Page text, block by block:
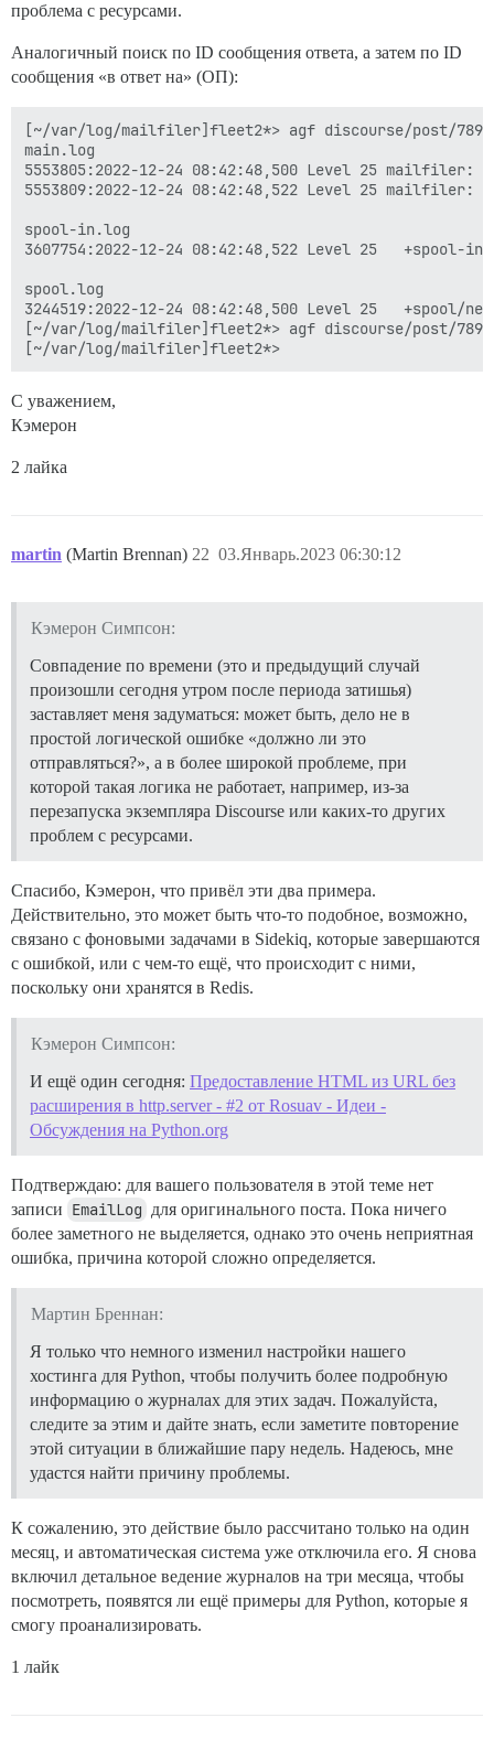
проблема с ресурсами.
Аналогичный поиск по ID сообщения ответа, а затем по ID
сообщения «в ответ на» (ОП):
[~/var/log/mailfiler]fleet2*> agf discourse/post/
main.log
5553805:2022-12-24 08:42:48,500 Level 25 mailfiler:
5553809:2022-12-24 08:42:48,522 Level 25 mailfiler:
spool-in.log
3607754:2022-12-24 08:42:48,522 Level 25   +spool-in/
spool.log
3244519:2022-12-24 08:42:48,500 Level 25   +spool/
[~/var/log/mailfiler]fleet2*> agf discourse/post/
С уважением,
Кэмерон
2 лайка
martin (Martin Brennan) 03.Январь.2023 06:30:12
22
Кэмерон Симпсон:
Совпадение по времени (это и предыдущий случай
произошли сегодня утром после периода затишья)
заставляет меня задуматься: может быть, дело не в
простой логической ошибке «должно ли это
отправляться?», а в более широкой проблеме, при
которой такая логика не работает, например, из-за
перезапуска экземпляра Discourse или каких-то других
проблем с ресурсами.
Спасибо, Кэмерон, что привёл эти два примера.
Действительно, это может быть что-то подобное, возможно,
связано с фоновыми задачами в Sidekiq, которые завершаются
с ошибкой, или с чем-то ещё, что происходит с ними,
поскольку они хранятся в Redis.
Кэмерон Симпсон:
И ещё один сегодня: Предоставление HTML из URL без
расширения в http.server - #2 от Rosuav - Идеи -
Обсуждения на Python.org
Подтверждаю: для вашего пользователя в этой теме нет
записи EmailLog для оригинального поста. Пока ничего
более заметного не выделяется, однако это очень неприятная
ошибка, причина которой сложно определяется.
Мартин Бреннан:
Я только что немного изменил настройки нашего
хостинга для Python, чтобы получить более подробную
информацию о журналах для этих задач. Пожалуйста,
следите за этим и дайте знать, если заметите повторение
этой ситуации в ближайшие пару недель. Надеюсь, мне
удастся найти причину проблемы.
К сожалению, это действие было рассчитано только на один
месяц, и автоматическая система уже отключила его. Я снова
включил детальное ведение журналов на три месяца, чтобы
посмотреть, появятся ли ещё примеры для Python, которые я
смогу проанализировать.
1 лайк